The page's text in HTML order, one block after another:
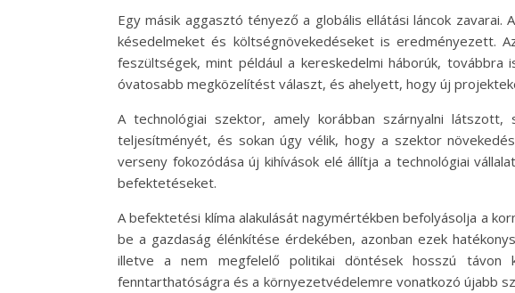
Egy másik aggasztó tényező a globális ellátási láncok
késedelmeket és költségnövekedéseket is eredményezett.
feszültségek, mint például a kereskedelmi háborúk,
óvatosabb megközelítést választ, és ahelyett, hogy új
A technológiai szektor, amely korábban szárnyalni
teljesítményét, és sokan úgy vélik, hogy a szektor
verseny fokozódása új kihívások elé állítja a technológiai
befektetéseket.
A befektetési klíma alakulását nagymértékben befolyásolja a
be a gazdaság élénkítése érdekében, azonban ezek
illetve a nem megfelelő politikai döntések hosszú távon
fenntarthatóságra és a környezetvédelemre vonatkozó újabb